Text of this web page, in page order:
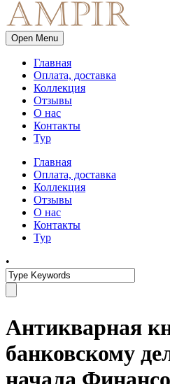
Open Menu
Главная
Оплата, доставка
Коллекция
Отзывы
О нас
Контакты
Тур
Главная
Оплата, доставка
Коллекция
Отзывы
О нас
Контакты
Тур
•
Антикварная
банковскому